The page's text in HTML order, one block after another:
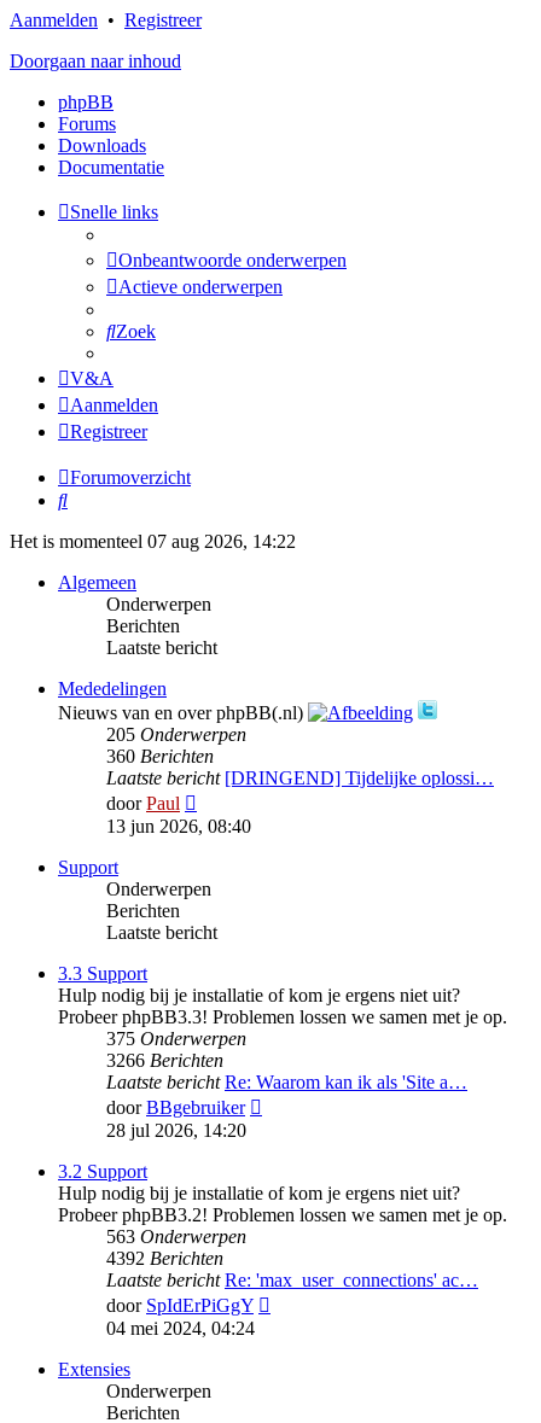
Aanmelden • Registreer
Doorgaan naar inhoud
phpBB
Forums
Downloads
Documentatie
Snelle links
Onbeantwoorde onderwerpen
Actieve onderwerpen
Zoek
V&A
Aanmelden
Registreer
Forumoverzicht
Zoek
Het is momenteel 07 aug 2026, 14:22
Algemeen
Onderwerpen
Berichten
Laatste bericht
Mededelingen
Nieuws van en over phpBB(.nl)
205 Onderwerpen
360 Berichten
Laatste bericht [DRINGEND] Tijdelijke oplossi…
doorPaul
laatste
bericht
13 jun 2026, 08:40
Support
Onderwerpen
Berichten
Laatste bericht
3.3 Support
Hulp nodig bij je installatie of kom je ergens niet uit?
Probeer phpBB3.3! Problemen lossen we samen met je op.
375 Onderwerpen
3266 Berichten
Laatste bericht Re: Waarom kan ik als 'Site a…
doorBBgebruiker
28 jul 2026, 14:20
3.2 Support
Hulp nodig bij je installatie of kom je ergens niet uit?
Probeer phpBB3.2! Problemen lossen we samen met je op.
563 Onderwerpen
4392 Berichten
Laatste bericht Re: 'max_user_connections' ac…
door SpIdErPiGgY
04 mei 2024, 04:24
Extensies
Onderwerpen
Berichten